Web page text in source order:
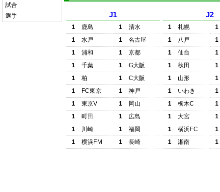
試合
選手
J1
1 鹿島 1
清水
1
水戸 1
名古屋
1
浦和 1
京都
1
千葉 1
G大阪
1
柏 1
C大阪
1
FC東京 1
神戸
1
東京V 1
岡山
1
町田 1
広島
1
川崎 1
福岡
1
横浜FM 1 長崎
J2
1 札幌
1
1
八戸
1
1
仙台
1
1
秋田
1
1
山形
1
1
いわき
1
1
栃木C
1
1
大宮
1
1
横浜FC
1
1
湘南 1